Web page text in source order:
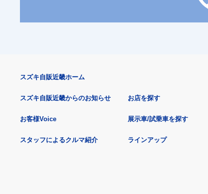
スズキ自販近畿ホーム
スズキ自販近畿からのお知らせ
お客様Voice
スタッフによるクルマ紹介
お店を探す
展示車/試乗車を探す
ラインアップ